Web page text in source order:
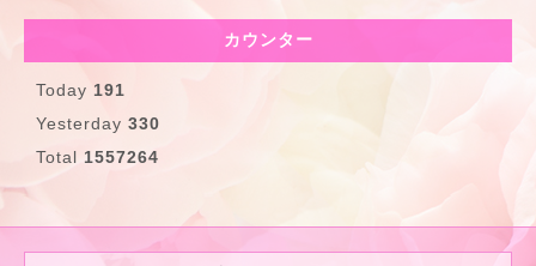
カウンター
Today 191
Yesterday 330
Total 1557264